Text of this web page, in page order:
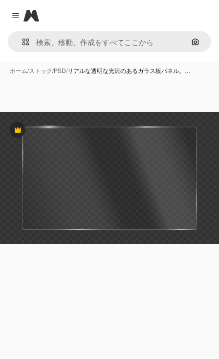
Close menu
Magnific
画像で
ホーム/ストック/PSD/リアルな透明な光沢のあるガラス板パネル。…
Premium